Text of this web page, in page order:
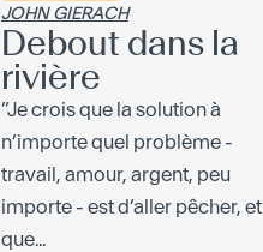
JOHN GIERACH
Debout dans la
rivière
”Je crois que la solution à
n’importe quel problème -
travail, amour, argent, peu
importe - est d’aller pêcher, et
que...